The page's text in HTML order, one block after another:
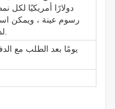
دولارًا أمريكيًا لكل
رسوم عينة ، ويمكن